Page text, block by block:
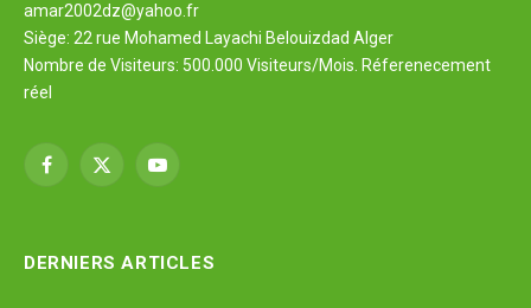
amar2002dz@yahoo.fr
Siège: 22 rue Mohamed Layachi Belouizdad Alger
Nombre de Visiteurs: 500.000 Visiteurs/Mois. Réferenecement
réel
Facebook
X
YouTube
DERNIERS ARTICLES